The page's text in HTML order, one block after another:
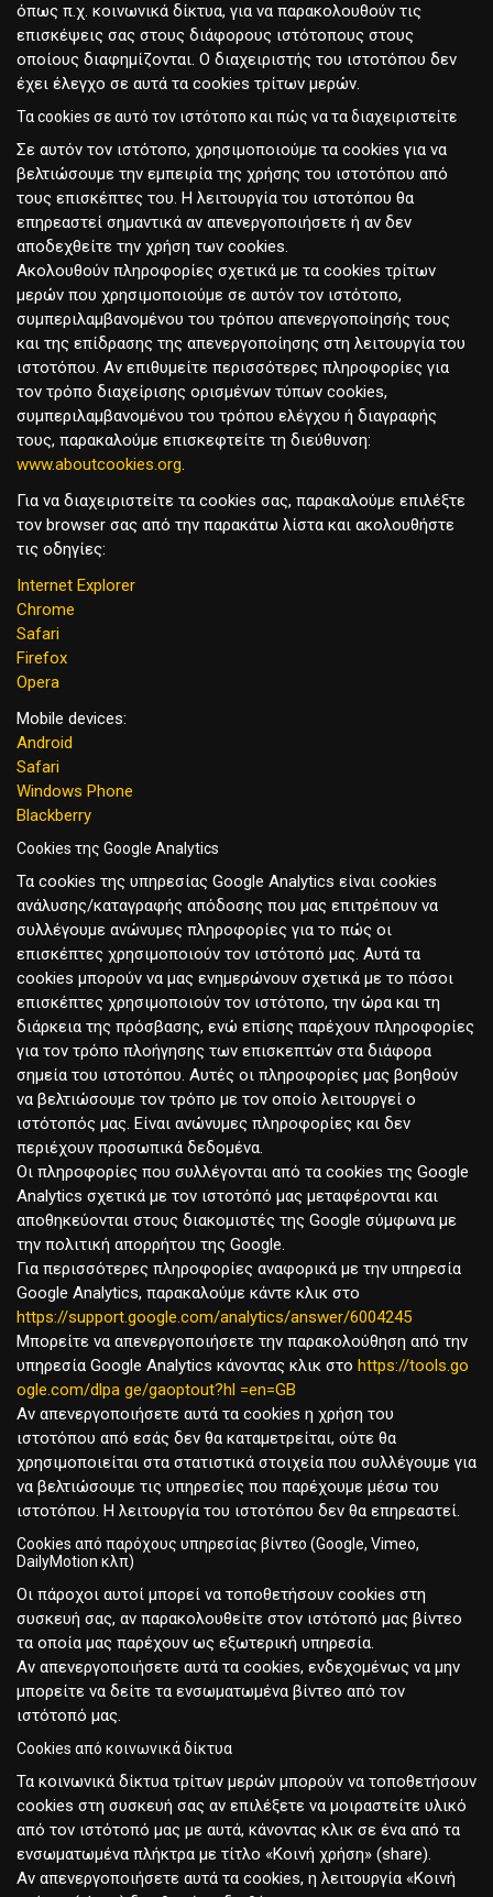
όπως π.χ. κοινωνικά δίκτυα, για να παρακολουθούν τις
επισκέψεις σας στους διάφορους ιστότοπους στους
οποίους διαφημίζονται. Ο διαχειριστής του ιστοτόπου δεν
έχει έλεγχο σε αυτά τα cookies τρίτων μερών.
Τα cookies σε αυτό τον ιστότοπο και πώς να τα διαχειριστείτε
Σε αυτόν τον ιστότοπο, χρησιμοποιούμε τα cookies για να
βελτιώσουμε την εμπειρία της χρήσης του ιστοτόπου από
τους επισκέπτες του. Η λειτουργία του ιστοτόπου θα
επηρεαστεί σημαντικά αν απενεργοποιήσετε ή αν δεν
αποδεχθείτε την χρήση των cookies.
Ακολουθούν πληροφορίες σχετικά με τα cookies τρίτων
μερών που χρησιμοποιούμε σε αυτόν τον ιστότοπο,
συμπεριλαμβανομένου του τρόπου απενεργοποίησής τους
και της επίδρασης της απενεργοποίησης στη λειτουργία του
ιστοτόπου. Αν επιθυμείτε περισσότερες πληροφορίες για
τον τρόπο διαχείρισης ορισμένων τύπων cookies,
συμπεριλαμβανομένου του τρόπου ελέγχου ή διαγραφής
τους, παρακαλούμε επισκεφτείτε τη διεύθυνση:
www.aboutcookies.org.
Για να διαχειριστείτε τα cookies σας, παρακαλούμε επιλέξτε
τον browser σας από την παρακάτω λίστα και ακολουθήστε
τις οδηγίες:
Internet Explorer
Chrome
Safari
Firefox
Opera
Mobile devices:
Android
Safari
Windows Phone
Blackberry
Cookies της Google Analytics
Τα cookies της υπηρεσίας Google Analytics είναι cookies
ανάλυσης/καταγραφής απόδοσης που μας επιτρέπουν να
συλλέγουμε ανώνυμες πληροφορίες για το πώς οι
επισκέπτες χρησιμοποιούν τον ιστότοπό μας. Αυτά τα
cookies μπορούν να μας ενημερώνουν σχετικά με το πόσοι
επισκέπτες χρησιμοποιούν τον ιστότοπο, την ώρα και τη
διάρκεια της πρόσβασης, ενώ επίσης παρέχουν πληροφορίες
για τον τρόπο πλοήγησης των επισκεπτών στα διάφορα
σημεία του ιστοτόπου. Αυτές οι πληροφορίες μας βοηθούν
να βελτιώσουμε τον τρόπο με τον οποίο λειτουργεί ο
ιστότοπός μας. Είναι ανώνυμες πληροφορίες και δεν
περιέχουν προσωπικά δεδομένα.
Οι πληροφορίες που συλλέγονται από τα cookies της Google
Analytics σχετικά με τον ιστοτόπό μας μεταφέρονται και
αποθηκεύονται στους διακομιστές της Google σύμφωνα με
την πολιτική απορρήτου της Google.
Για περισσότερες πληροφορίες αναφορικά με την υπηρεσία
Google Analytics, παρακαλούμε κάντε κλικ στο
https://support.google.com/analytics/answer/6004245
Μπορείτε να απενεργοποιήσετε την παρακολούθηση από την
υπηρεσία Google Analytics κάνοντας κλικ στο https://tools.go
ogle.com/dlpa ge/gaoptout?hl =en=GB
Αν απενεργοποιήσετε αυτά τα cookies η χρήση του
ιστοτόπου από εσάς δεν θα καταμετρείται, ούτε θα
χρησιμοποιείται στα στατιστικά στοιχεία που συλλέγουμε για
να βελτιώσουμε τις υπηρεσίες που παρέχουμε μέσω του
ιστοτόπου. Η λειτουργία του ιστοτόπου δεν θα επηρεαστεί.
Cookies από παρόχους υπηρεσίας βίντεο (Google, Vimeo,
DailyMotion κλπ)
Οι πάροχοι αυτοί μπορεί να τοποθετήσουν cookies στη
συσκευή σας, αν παρακολουθείτε στον ιστότοπό μας βίντεο
τα οποία μας παρέχουν ως εξωτερική υπηρεσία.
Αν απενεργοποιήσετε αυτά τα cookies, ενδεχομένως να μην
μπορείτε να δείτε τα ενσωματωμένα βίντεο από τον
ιστότοπό μας.
Cookies από κοινωνικά δίκτυα
Τα κοινωνικά δίκτυα τρίτων μερών μπορούν να τοποθετήσουν
cookies στη συσκευή σας αν επιλέξετε να μοιραστείτε υλικό
από τον ιστότοπό μας με αυτά, κάνοντας κλικ σε ένα από τα
ενσωματωμένα πλήκτρα με τίτλο «Κοινή χρήση» (share).
Αν απενεργοποιήσετε αυτά τα cookies, η λειτουργία «Κοινή